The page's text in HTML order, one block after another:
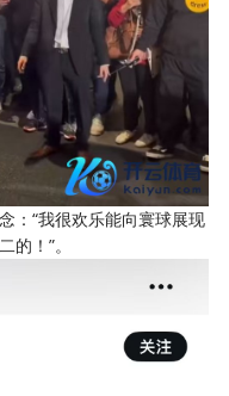
：“我很欢乐能向寰球展现
的！”。